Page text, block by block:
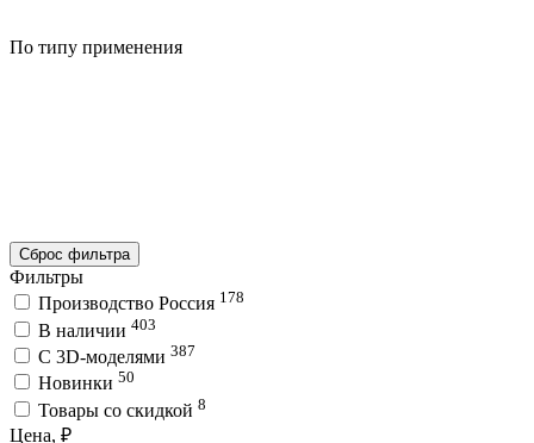
По типу применения
Сброс фильтра
Фильтры
Производство Россия 178
В наличии 403
C 3D-моделями 387
Новинки 50
Товары со скидкой 8
Цена, ₽